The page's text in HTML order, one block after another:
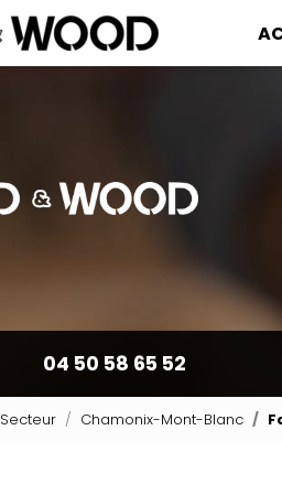
04 50 58 65 52
Secteur Chamonix-Mont-Blanc